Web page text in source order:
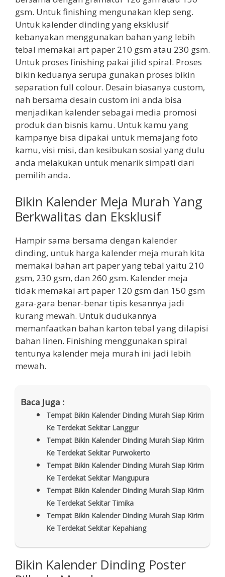
gsm. Untuk finishing mengunakan klep seng.
Untuk kalender dinding yang eksklusif
kebanyakan menggunakan bahan yang lebih
tebal memakai art paper 210 gsm atau 230 gsm.
Untuk proses finishing pakai jilid spiral. Proses
bikin keduanya serupa gunakan proses bikin
separation full colour. Desain biasanya custom,
nah bersama desain custom ini anda bisa
menjadikan kalender sebagai media promosi
produk dan bisnis kamu. Untuk kamu yang
kampanye bisa dipakai untuk memajang foto
kamu, visi misi, dan kesibukan sosial yang dulu
anda melakukan untuk menarik simpati dari
pemilih anda.
Bikin Kalender Meja Murah Yang
Berkwalitas dan Eksklusif
Hampir sama bersama dengan kalender
dinding, untuk harga kalender meja murah kita
memakai bahan art paper yang tebal yaitu 210
gsm, 230 gsm, dan 260 gsm. Kalender meja
tidak memakai art paper 120 gsm dan 150 gsm
gara-gara benar-benar tipis kesannya jadi
kurang mewah. Untuk dudukannya
memanfaatkan bahan karton tebal yang dilapisi
bahan linen. Finishing menggunakan spiral
tentunya kalender meja murah ini jadi lebih
mewah.
Baca Juga :
Tempat Bikin Kalender Dinding Murah Siap Kirim
Ke Terdekat Sekitar Langgur
Tempat Bikin Kalender Dinding Murah Siap Kirim
Ke Terdekat Sekitar Purwokerto
Tempat Bikin Kalender Dinding Murah Siap Kirim
Ke Terdekat Sekitar Mangupura
Tempat Bikin Kalender Dinding Murah Siap Kirim
Ke Terdekat Sekitar Timika
Tempat Bikin Kalender Dinding Murah Siap Kirim
Ke Terdekat Sekitar Kepahiang
Bikin Kalender Dinding Poster